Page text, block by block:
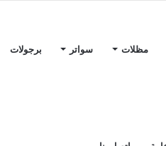
مظلات سواتر برجولات